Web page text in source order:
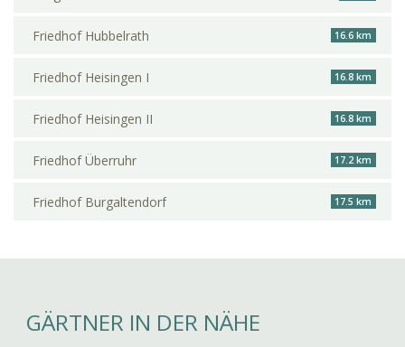
Friedhof Hubbelrath 16.6 km
Friedhof Heisingen I 16.8 km
Friedhof Heisingen II 16.8 km
Friedhof Überruhr 17.2 km
Friedhof Burgaltendorf 17.5 km
GÄRTNER IN DER NÄHE